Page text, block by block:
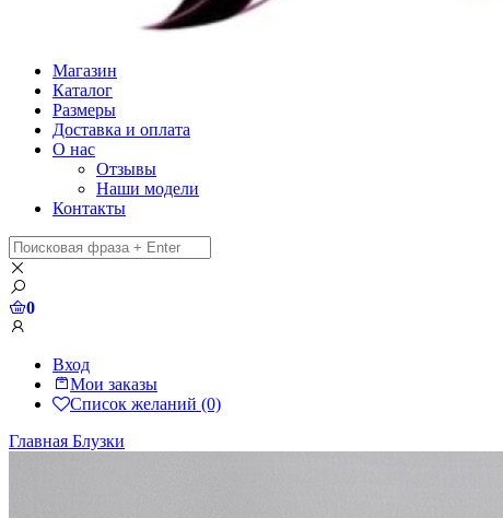
Магазин
Каталог
Размеры
Доставка и оплата
О нас
Отзывы
Наши модели
Контакты
0
Вход
Мои заказы
Список желаний (0)
Главная Блузки